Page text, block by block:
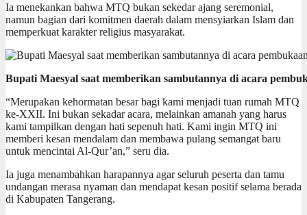
Ia menekankan bahwa MTQ bukan sekedar ajang seremonial,
namun bagian dari komitmen daerah dalam mensyiarkan Islam dan
memperkuat karakter religius masyarakat.
Bupati Maesyal saat memberikan sambutannya di acara
“Merupakan kehormatan besar bagi kami menjadi tuan rumah MTQ
ke-XXII. Ini bukan sekadar acara, melainkan amanah yang harus
kami tampilkan dengan hati sepenuh hati. Kami ingin MTQ ini
memberi kesan mendalam dan membawa pulang semangat baru
untuk mencintai Al-Qur’an,” seru dia.
Ia juga menambahkan harapannya agar seluruh peserta dan tamu
undangan merasa nyaman dan mendapat kesan positif selama berada
di Kabupaten Tangerang.